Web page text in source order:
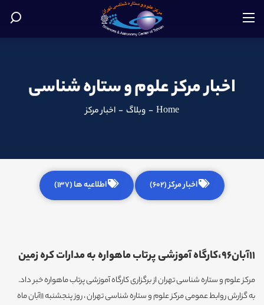
اخبار مرکز علوم و ستاره شناسی
Home
- وبلاگ - اخبار مرکز
اخبار مرکز (602) اطلاعیه ها (137)
11آبان96،کارگاه آموزشی پرتاب ماهواره به مدارات کره زمین
مرکز علوم و ستاره شناسی تهران از برگزاری کارگاه آموزشی پرتاب ماهواره خبر داد.
به گزارش روابط عمومی مرکز علوم و ستاره شناسی تهران ، روز پنجشنبه 11آبان ماه